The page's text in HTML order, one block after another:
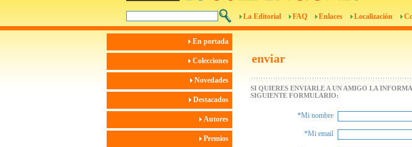
La Editorial FAQ Enlaces Localización
En portada
Colecciones
Novedades
Destacados
Autores
Premios
enviar
SI QUIERES ENVIARLE A UN AMIGO LA
SIGUIENTE FORMULARIO:
*Mi nombre
*Mi email